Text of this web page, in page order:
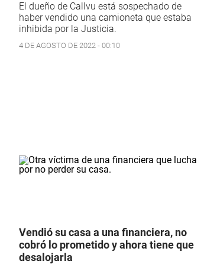
El dueño de Callvu está sospechado de
haber vendido una camioneta que estaba
inhibida por la Justicia.
4 DE AGOSTO DE 2022 - 00:10
Vendió su casa a una financiera, no
cobró lo prometido y ahora tiene que
desalojarla